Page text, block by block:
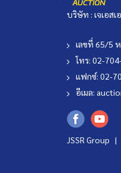
บริษัท : เจเอส
เลขที่ 65/5
โทร: 02-
แฟกซ์: 02-
อีเมล:
JSSR Group |